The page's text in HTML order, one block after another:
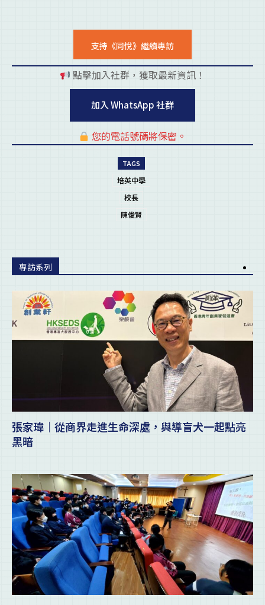
支持《同悅》繼續專訪
點擊加入社群，獲取最新資訊！
加入 WhatsApp 社群
您的電話號碼將保密。
TAGS
培英中學
校長
陳俊賢
專訪系列
張家瑋｜從商界走進生命深處，與導盲犬一起點亮
黑暗